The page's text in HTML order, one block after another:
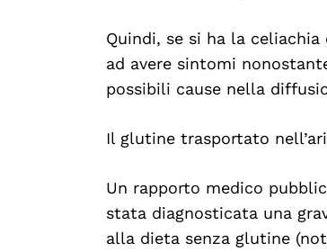
Quindi, se si ha la
ad avere sintomi
possibili cause nella
Il glutine trasportato
Un rapporto medico
stata diagnosticata una
alla dieta senza glutine